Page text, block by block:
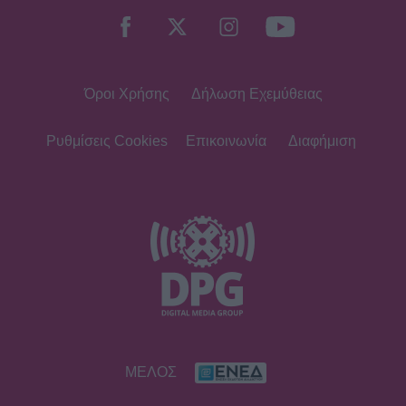
της και το road trip που θα
Παπαμιχαήλ – Το αφιέρωμα της
«Ένα διαφορετικό καλοκαίρι»,
γράφει ο Σάκης Κατσούλης-Η
απίθανη φωτογραφία του γιου του
Όροι Χρήσης Δήλωση Εχεμύθειας
Ρυθμίσεις Cookies Επικοινωνία Διαφήμιση
ΜΕΛΟΣ